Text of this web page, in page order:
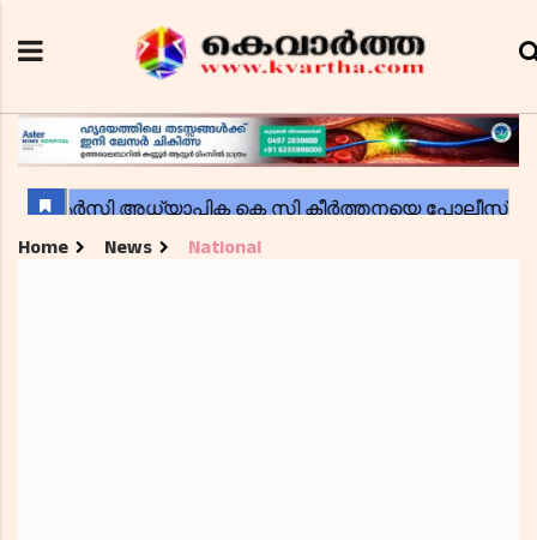
Home News National